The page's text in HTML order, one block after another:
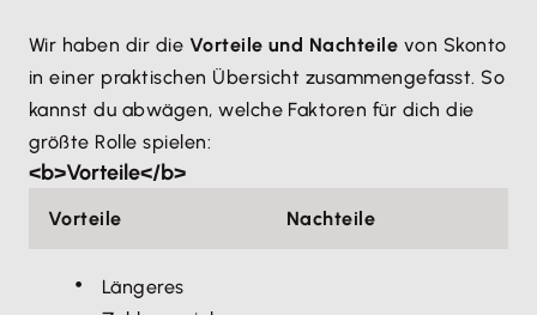
Wir haben dir die Vorteile und Nachteile von Skonto
in einer praktischen Übersicht zusammengefasst. So
kannst du abwägen, welche Faktoren für dich die
größte Rolle spielen:
<b>Vorteile</b>
Vorteile Nachteile
Längeres